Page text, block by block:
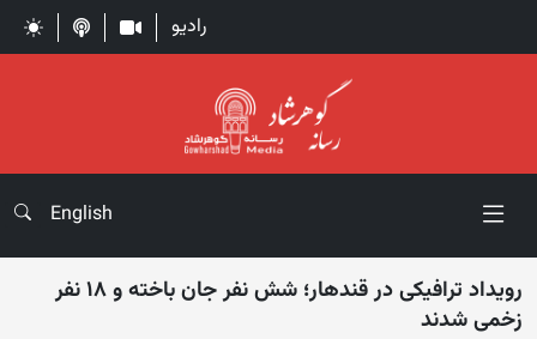
رادیو
English
رویداد ترافیکی در قندهار؛ شش نفر جان باخته و ۱۸ نفر
زخمی شدند